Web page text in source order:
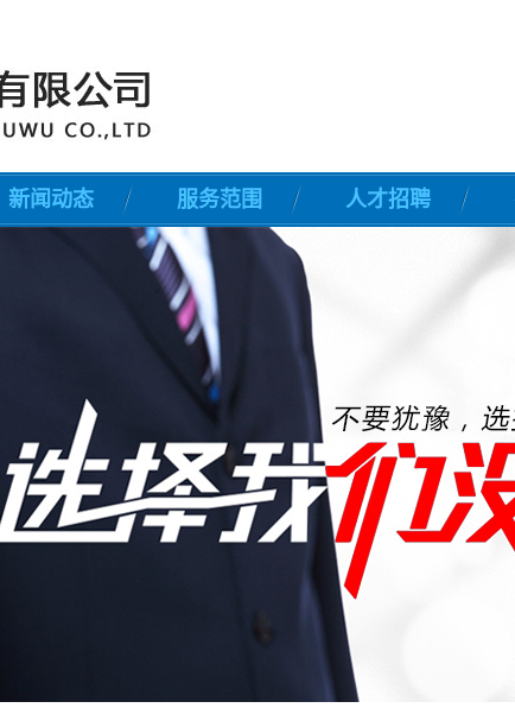
新闻动态 服务范围
安全检查
门卫
巡逻
守护防身护卫
人才招聘